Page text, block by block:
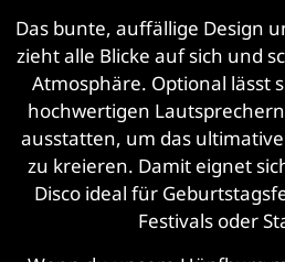
Das bunte, auffällige Design
zieht alle Blicke auf sich und
Atmosphäre. Optional lässt
hochwertigen
ausstatten, um das
zu kreieren. Damit eignet
Disco ideal für
Festivals oder